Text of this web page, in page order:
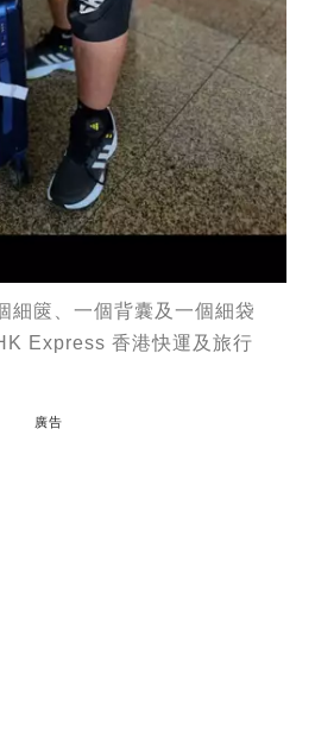
細篋、一個背囊及一個細袋
Express 香港快運及旅行
廣告